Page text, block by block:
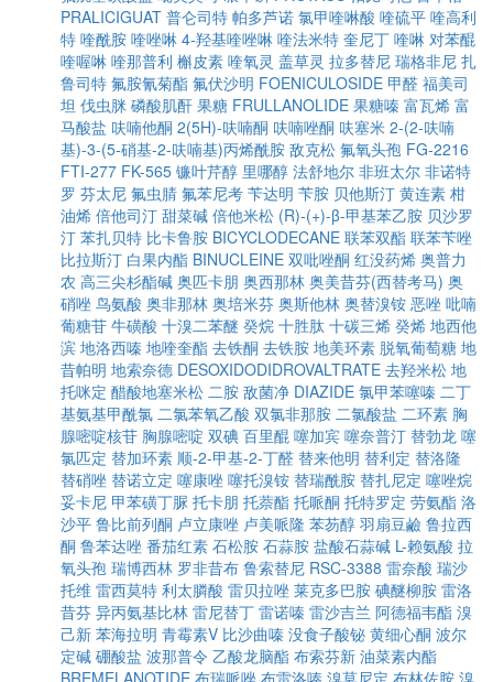
PRALICIGUAT 普仑司特 帕多芦诺 氯甲喹啉酸 喹硫平 喹高利
特 喹酰胺 喹唑啉 4-羟基喹唑啉 喹法米特 奎尼丁 喹啉 对苯醌
喹喔啉 喹那普利 槲皮素 喹氧灵 盖草灵 拉多替尼 瑞格非尼 扎
鲁司特 氟胺氰菊酯 氟伏沙明 FOENICULOSIDE 甲醛 福美司
坦 伐虫脒 磷酸肌酐 果糖 FRULLANOLIDE 果糖嗪 富瓦烯 富
马酸盐 呋喃他酮 2(5H)-呋喃酮 呋喃唑酮 呋塞米 2-(2-呋喃
基)-3-(5-硝基-2-呋喃基)丙烯酰胺 敌克松 氟氧头孢 FG-2216
FTI-277 FK-565 镰叶芹醇 里哪醇 法舒地尔 非班太尔 非诺特
罗 芬太尼 氟虫腈 氟苯尼考 苄达明 苄胺 贝他斯汀 黄连素 柑
油烯 倍他司汀 甜菜碱 倍他米松 (R)-(+)-β-甲基苯乙胺 贝沙罗
汀 苯扎贝特 比卡鲁胺 BICYCLODECANE 联苯双酯 联苯苄唑
比拉斯汀 白果内酯 BINUCLEINE 双吡唑酮 红没药烯 奥普力
农 高三尖杉酯碱 奥匹卡朋 奥西那林 奥美昔芬(西替考马) 奥
硝唑 鸟氨酸 奥非那林 奥培米芬 奥斯他林 奥替溴铵 恶唑 吡喃
葡糖苷 牛磺酸 十溴二苯醚 癸烷 十胜肽 十碳三烯 癸烯 地西他
滨 地洛西嗪 地喹奎酯 去铁酮 去铁胺 地美环素 脱氧葡萄糖 地
昔帕明 地索奈德 DESOXIDODIDROVALTRATE 去羟米松 地
托咪定 醋酸地塞米松 二胺 敌菌净 DIAZIDE 氯甲苯噻嗪 二丁
基氨基甲酰氯 二氯苯氧乙酸 双氯非那胺 二氯酸盐 二环素 胸
腺嘧啶核苷 胸腺嘧啶 双碘 百里醌 噻加宾 噻奈普汀 替勃龙 噻
氯匹定 替加环素 顺-2-甲基-2-丁醛 替来他明 替利定 替洛隆
替硝唑 替诺立定 噻康唑 噻托溴铵 替瑞酰胺 替扎尼定 噻唑烷
妥卡尼 甲苯磺丁脲 托卡朋 托萘酯 托哌酮 托特罗定 劳氨酯 洛
沙平 鲁比前列酮 卢立康唑 卢美哌隆 苯芴醇 羽扇豆鹼 鲁拉西
酮 鲁苯达唑 番茄红素 石松胺 石蒜胺 盐酸石蒜碱 L-赖氨酸 拉
氧头孢 瑞博西林 罗非昔布 鲁索替尼 RSC-3388 雷奈酸 瑞沙
托维 雷西莫特 利太膦酸 雷贝拉唑 莱克多巴胺 碘醚柳胺 雷洛
昔芬 异丙氨基比林 雷尼替丁 雷诺嗪 雷沙吉兰 阿德福韦酯 溴
己新 苯海拉明 青霉素V 比沙曲嗪 没食子酸铋 黄细心酮 波尔
定碱 硼酸盐 波那普令 乙酸龙脑酯 布索芬新 油菜素内酯
BREMELANOTIDE 布瑞哌唑 布雷洛嗪 溴莫尼定 布林佐胺 溴